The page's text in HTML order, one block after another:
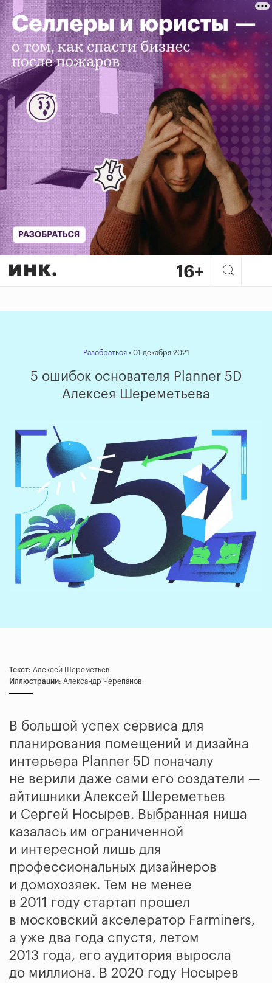
5 ошибок основателя
Разобраться• 01 декабря 2021
5 ошибок основателя Planner 5D
Алексея Шереметьева
Текст: Алексей Шереметьев
Иллюстрации: Александр Черепанов
В большой успех сервиса для
планирования помещений и дизайна
интерьера Planner 5D поначалу
не верили даже сами его создатели —
айтишники Алексей Шереметьев
и Сергей Носырев. Выбранная ниша
казалась им ограниченной
и интересной лишь для
профессиональных дизайнеров
и домохозяек. Тем не менее
в 2011 году стартап прошел
в московский акселератор Farminers,
а уже два года спустя, летом
2013 года, его аудитория выросла
до миллиона. В 2020 году Носырев